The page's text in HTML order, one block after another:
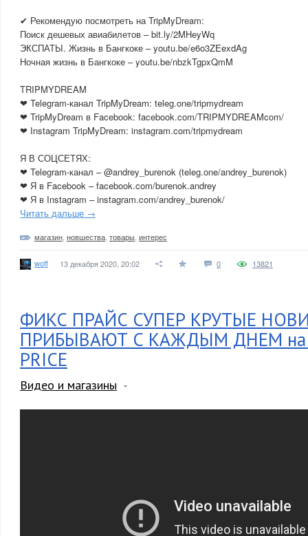
✔ Рекомендую посмотреть на TripMyDream:
Поиск дешевых авиабилетов – bit.ly/2MHeyWq
ЭКСПАТЫ. Жизнь в Бангкоке – youtu.be/e6o3ZEexdAg
Ночная жизнь в Бангкоке – youtu.be/nbzkTgpxQmM
TRIPMYDREAM
❤ Telegram-канал TripMyDream: teleg.one/tripmydream
❤ TripMyDream в Facebook: facebook.com/TRIPMYDREAMcom/
❤ Instagram TripMyDream: instagram.com/tripmydream
Я В СОЦСЕТЯХ:
❤ Telegram-канал – @andrey_burenok (teleg.one/andrey_burenok)
❤ Я в Facebook – facebook.com/burenok.andrey
❤ Я в Instagram – instagram.com/andrey_burenok/
Читать дальше →
магазин новшества товары интерес
woff 13 декабря 2020, 20:02 0 13821
ФИКС ПРАЙС СУПЕР КРУТЫЕ
ПРИБЫВАЮТ С КАЖДЫМ ДНЕМ на
PRICE
Видео и магазины